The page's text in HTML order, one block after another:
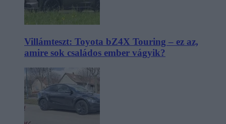
Villámteszt: Toyota bZ4X Touring – ez az,
amire sok családos ember vágyik?